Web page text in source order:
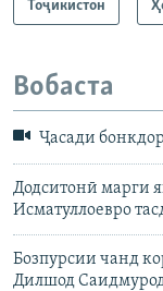
Тоҷикистон
Вобаста
Ҷасади
Додситонӣ марги
Исматуллоевро
Бозпурсии чанд
Дилшод